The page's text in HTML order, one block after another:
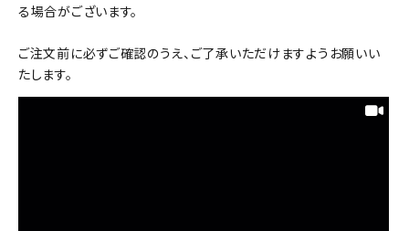
る場合がございます。
ご注文前に必ずご確認のうえ、ご了承いただけますようお願いい
たします。